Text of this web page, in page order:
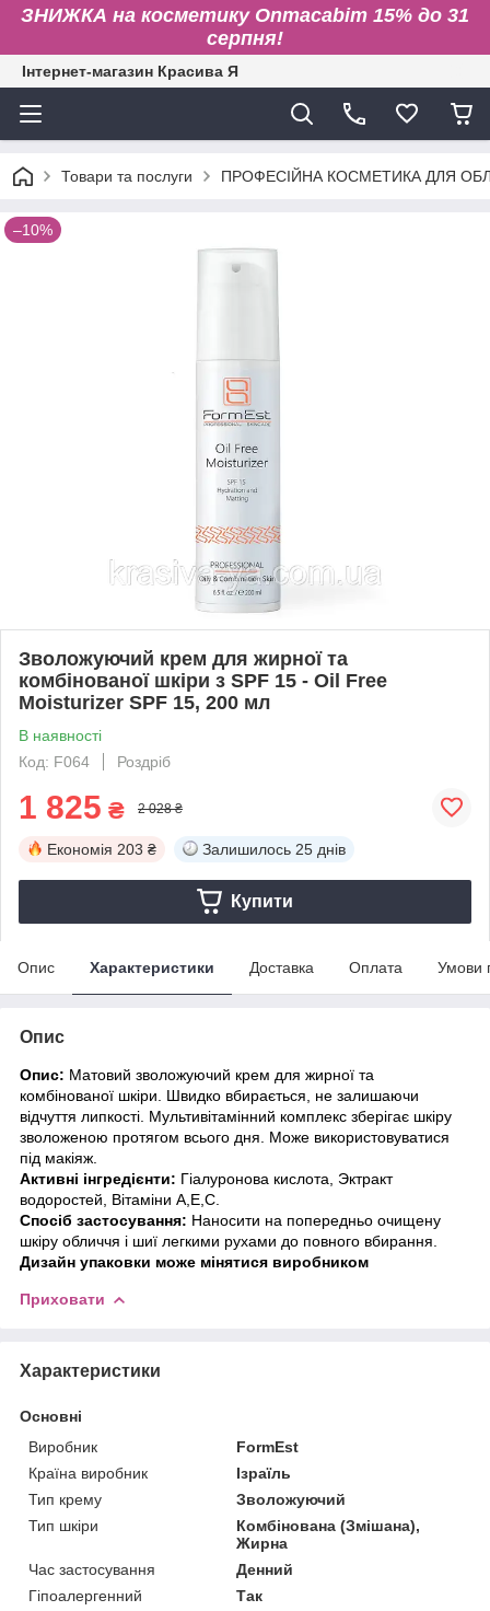
ЗНИЖКА на косметику Onmacabim 15% до 31
серпня!
Інтернет-магазин Красива Я
Товари та послуги ПРОФЕСІЙНА КОСМЕТИКА ДЛЯ
–10%
Зволожуючий крем для жирної та
комбінованої шкіри з SPF 15 - Oil Free
Moisturizer SPF 15, 200 мл
В наявності
Код: F064
Роздріб
1 825 ₴ 2 028 ₴
Економія 203 ₴ Залишилось 25 днів
Купити
Опис Характеристики Доставка Оплата Умови
Опис
Опис: Матовий зволожуючий крем для жирної та
комбінованої шкіри. Швидко вбирається, не залишаючи
відчуття липкості. Мультивітамінний комплекс зберігає шкіру
зволоженою протягом всього дня. Може використовуватися
під макіяж.
Активні інгредієнти: Гіалуронова кислота, Эктракт
водоростей, Вітаміни А,Е,С.
Спосіб застосування: Наносити на попередньо очищену
шкіру обличчя і шиї легкими рухами до повного вбирання.
Дизайн упаковки може мінятися виробником
Приховати
Характеристики
Основні
Виробник
FormEst
Країна виробник
Ізраїль
Тип крему
Зволожуючий
Тип шкіри
Комбінована (Змішана),
Жирна
Час застосування
Денний
Гіпоалергенний
Так